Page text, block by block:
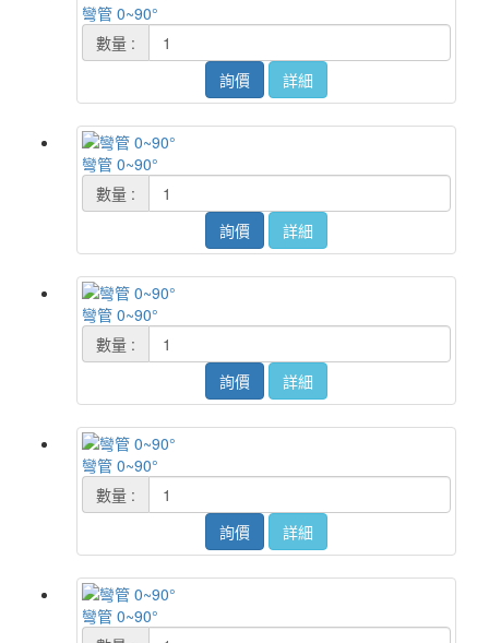
彎管 0~90°
數量 :
詢價
詳細
彎管 0~90°
數量 :
詢價
詳細
彎管 0~90°
數量 :
詢價
詳細
彎管 0~90°
數量 :
詢價
詳細
彎管 0~90°